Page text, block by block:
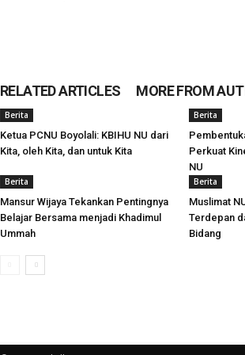
RELATED ARTICLES MORE FROM
Berita
Ketua PCNU Boyolali: KBIHU NU dari
Kita, oleh Kita, dan untuk Kita
Berita
Perkuat
NU
Berita
Mansur Wijaya Tekankan Pentingnya
Belajar Bersama menjadi Khadimul
Ummah
Berita
Muslimat
Terdepan
Bidang